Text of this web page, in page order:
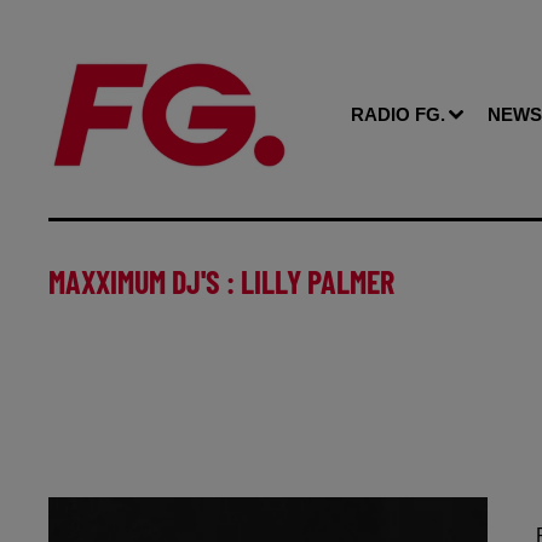
RADIO FG. NEWS
MAXXIMUM DJ'S : LILLY PALMER